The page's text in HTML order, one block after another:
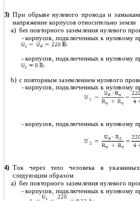
3) При обрыве нулевого провода и
напряжение корпусов относительно земли
a) без повторного заземления нулевого
- корпусов, подключенных к нулевому
- корпусов, подключенных к нулевому
b) с повторным заземлением нулевого
- корпусов, подключенных к нулевому
- корпусов, подключенных к нулевому
4) Ток через тело человека в
следующим образом
a) без повторного заземления нулевого
- корпусов, подключенных к нулевому